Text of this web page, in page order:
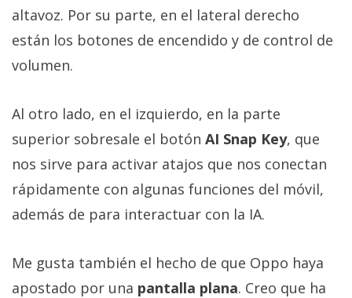
altavoz. Por su parte, en el lateral derecho
están los botones de encendido y de control de
volumen.
Al otro lado, en el izquierdo, en la parte
superior sobresale el botón AI Snap Key, que
nos sirve para activar atajos que nos conectan
rápidamente con algunas funciones del móvil,
además de para interactuar con la IA.
Me gusta también el hecho de que Oppo haya
apostado por una pantalla plana. Creo que ha